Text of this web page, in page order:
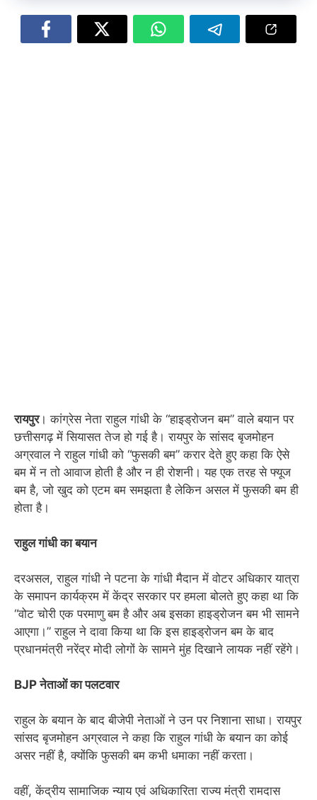
रायपुर। कांग्रेस नेता राहुल गांधी के “हाइड्रोजन बम” वाले बयान पर
छत्तीसगढ़ में सियासत तेज हो गई है। रायपुर के सांसद बृजमोहन
अग्रवाल ने राहुल गांधी को “फुसकी बम” करार देते हुए कहा कि ऐसे
बम में न तो आवाज होती है और न ही रोशनी। यह एक तरह से फ्यूज
बम है, जो खुद को एटम बम समझता है लेकिन असल में फुसकी बम ही
होता है।
राहुल गांधी का बयान
दरअसल, राहुल गांधी ने पटना के गांधी मैदान में वोटर अधिकार यात्रा
के समापन कार्यक्रम में केंद्र सरकार पर हमला बोलते हुए कहा था कि
“वोट चोरी एक परमाणु बम है और अब इसका हाइड्रोजन बम भी सामने
आएगा।” राहुल ने दावा किया था कि इस हाइड्रोजन बम के बाद
प्रधानमंत्री नरेंद्र मोदी लोगों के सामने मुंह दिखाने लायक नहीं रहेंगे।
BJP नेताओं का पलटवार
राहुल के बयान के बाद बीजेपी नेताओं ने उन पर निशाना साधा। रायपुर
सांसद बृजमोहन अग्रवाल ने कहा कि राहुल गांधी के बयान का कोई
असर नहीं है, क्योंकि फुसकी बम कभी धमाका नहीं करता।
वहीं, केंद्रीय सामाजिक न्याय एवं अधिकारिता राज्य मंत्री रामदास